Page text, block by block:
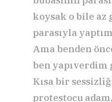
koysak o bile
parasıyla
Ama benden
ben yapıverdim
Kısa bir
protestocu